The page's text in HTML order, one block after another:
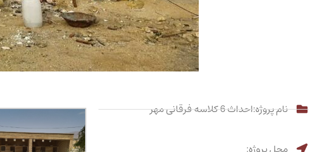
نام پروژه:احداث 6 کلاسه فرقانی مهر